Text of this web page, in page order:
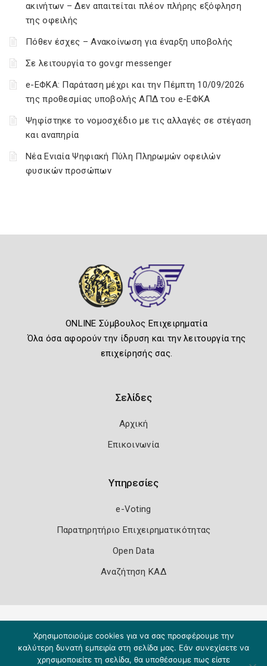
ακινήτων – Δεν απαιτείται πλέον πλήρης εξόφληση
της οφειλής
Πόθεν έσχες – Ανακοίνωση για έναρξη υποβολής
Σε λειτουργία το gov.gr messenger
e-ΕΦΚΑ: Παράταση μέχρι και την Πέμπτη 10/09/2026
της προθεσμίας υποβολής ΑΠΔ του e-ΕΦΚΑ
Ψηφίστηκε το νομοσχέδιο με τις αλλαγές σε στέγαση
και αναπηρία
Νέα Ενιαία Ψηφιακή Πύλη Πληρωμών οφειλών
φυσικών προσώπων
ONLINE Σύμβουλος Επιχειρηματία
Όλα όσα αφορούν την ίδρυση και την λειτουργία της
επιχείρησής σας.
Σελίδες
Αρχική
Επικοινωνία
Υπηρεσίες
e-Voting
Παρατηρητήριο Επιχειρηματικότητας
Open Data
Αναζήτηση ΚΑΔ
Χρησιμοποιούμε cookies για να σας προσφέρουμε την
καλύτερη δυνατή εμπειρία στη σελίδα μας. Εάν συνεχίσετε να
χρησιμοποιείτε τη σελίδα, θα υποθέσουμε πως είστε
Copyright 2026 Knowledge A.E.